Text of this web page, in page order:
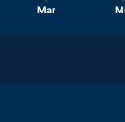
Mar